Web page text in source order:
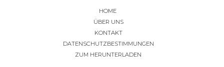
HOME
ÜBER UNS
KONTAKT
DATENSCHUTZBESTIMMUNGEN
ZUM HERUNTERLADEN